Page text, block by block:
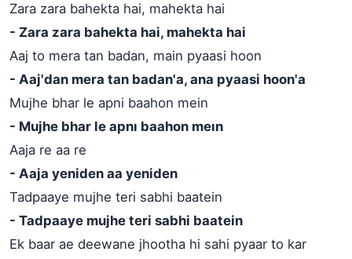
Zara zara bahekta hai, mahekta hai
- Zara zara bahekta hai, mahekta hai
Aaj to mera tan badan, main pyaasi hoon
- Aaj'dan mera tan badan'a, ana pyaasi hoon'a
Mujhe bhar le apni baahon mein
- Mujhe bhar le apnı baahon meın
Aaja re aa re
- Aaja yeniden aa yeniden
Tadpaaye mujhe teri sabhi baatein
- Tadpaaye mujhe teri sabhi baatein
Ek baar ae deewane jhootha hi sahi pyaar to kar